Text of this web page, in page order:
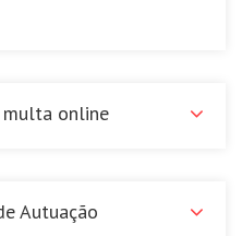
multa online
Autuação